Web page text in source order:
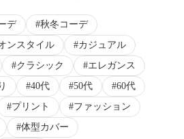
デ
秋冬コーデ
ンスタイル
カジュアル
クラシック
エレガンス
40代 50代
60代
プリント
ファッション
体型カバー